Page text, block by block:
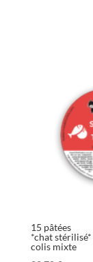
15 pâtées
*chat stérilisé*
colis mixte